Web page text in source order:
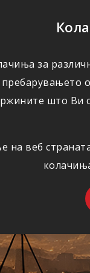
за
што
веб